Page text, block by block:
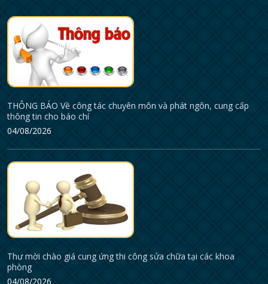
THÔNG BÁO Về công tác chuyên môn và phát ngôn, cung cấp
thông tin cho báo chí
04/08/2026
Thư mời chào giá cung ứng thi công sửa chữa tại các khoa
phòng
04/08/2026